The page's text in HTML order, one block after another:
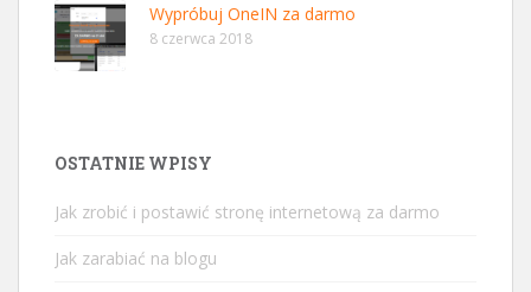
Wypróbuj OneIN za darmo
8 czerwca 2018
OSTATNIE WPISY
Jak zrobić i postawić stronę internetową za darmo
Jak zarabiać na blogu